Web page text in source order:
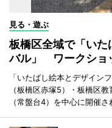
見る・遊ぶ
板橋区全域で「いた
バル」 ワークショ
「いたばし絵本とデザイン
（板橋区赤塚5）・板橋区
（常盤台4）を中心に開催さ